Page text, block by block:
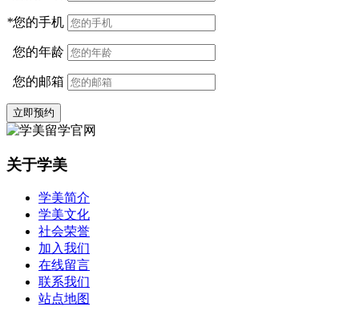
*您的手机
您的年龄
您的邮箱
立即预约
关于学美
学美简介
学美文化
社会荣誉
加入我们
在线留言
联系我们
站点地图